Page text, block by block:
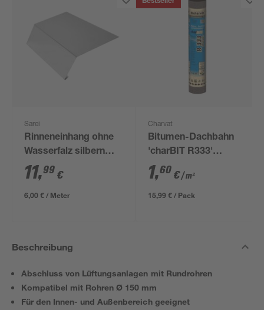
Sarei
Rinneneinhang ohne
Wasserfalz silbern
200 cm
11,99 €
6,00 € / Meter
Charvat
Bitumen-Dachbahn
'charBIT R333'
besandet schwarz
100 x 1000 cm
1,60 €/ m²
15,99 € / Pack
Beschreibung
Abschluss von Lüftungsanlagen mit Rundrohren
Kompatibel mit Rohren Ø 150 mm
Für den Innen- und Außenbereich geeignet